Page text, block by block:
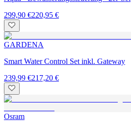
299,90 €220,95 €
GARDENA
Smart Water Control Set inkl. Gateway
239,99 €217,20 €
Osram